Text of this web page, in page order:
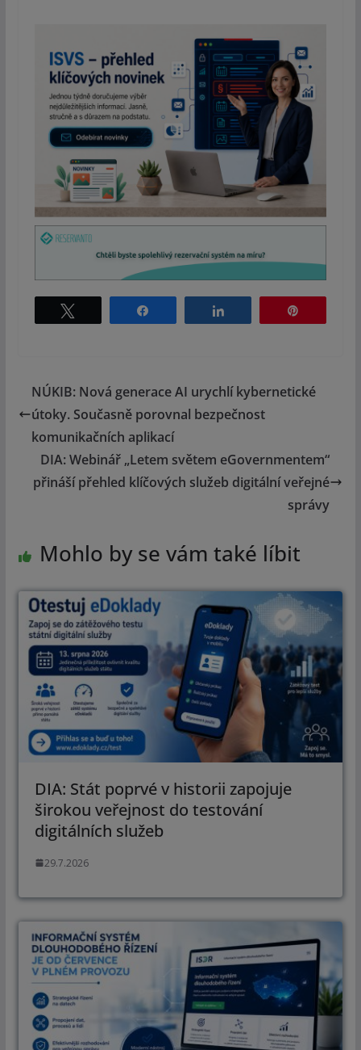
NÚKIB: Nová generace AI urychlí kybernetické
útoky. Současně porovnal bezpečnost
komunikačních aplikací
DIA: Webinář „Letem světem eGovernmentem“
přináší přehled klíčových služeb digitální veřejné
správy
Mohlo by se vám také líbit
DIA: Stát poprvé v historii zapojuje
širokou veřejnost do testování
digitálních služeb
29.7.2026